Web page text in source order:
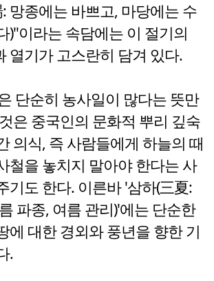
망종에는 바쁘고, 마당에는 수
)"이라는 속담에는 이 절기의
열기가 고스란히 담겨 있다.
단순히 농사일이 많다는 뜻만
은 중국인의 문화적 뿌리 깊숙
의식, 즉 사람들에게 하늘의 때
철을 놓치지 말아야 한다는 사
기도 한다. 이른바 '삼하(三夏:
파종, 여름 관리)'에는 단순한
에 대한 경외와 풍년을 향한 기
.